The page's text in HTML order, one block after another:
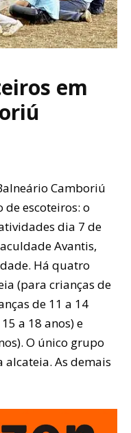
em
Camboriú
escoteiros: o
dia 7 de
Avantis,
Há quatro
(para crianças de
de 11 a 14
a 18 anos) e
O único grupo
alcateia. As demais